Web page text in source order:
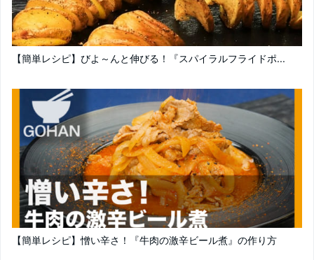
【簡単レシピ】びよ～んと伸びる！『スパイラルフライドポ...
【簡単レシピ】憎い辛さ！『牛肉の激辛ビール煮』の作り方